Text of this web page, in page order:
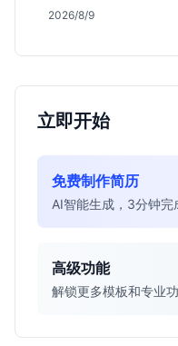
薪资行情及适合人群，
2026/8/9
立即开始
免费制作简历
AI智能生成，3分钟完
高级功能
解锁更多模板和专业